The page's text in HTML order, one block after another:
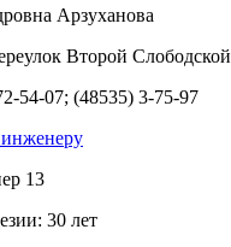
Арзуханова
Второй Слободской
54-07; (48535) 3-75-97
13
30 лет